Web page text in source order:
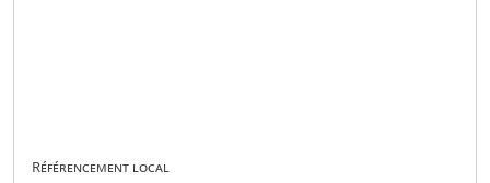
Référencement local